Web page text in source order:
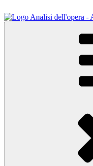
al
contenuto
Osservare le opere d'arte